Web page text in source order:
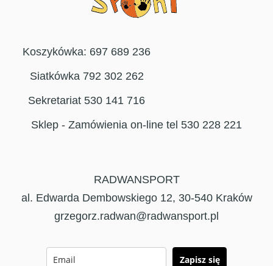
Koszykówka: 697 689 236
Siatkówka 792 302 262
Sekretariat 530 141 716
Sklep - Zamówienia on-line tel 530 228 221
RADWANSPORT
al. Edwarda Dembowskiego 12, 30-540 Kraków
grzegorz.radwan@radwansport.pl
Zapisz się